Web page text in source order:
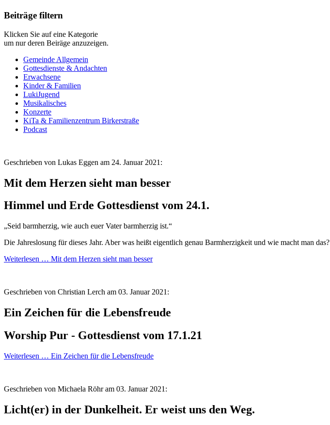
Beiträge filtern
Klicken Sie auf eine Kategorie
um nur deren Beiräge anzuzeigen.
Gemeinde Allgemein
Gottesdienste & Andachten
Erwachsene
Kinder & Familien
LukiJugend
Musikalisches
Konzerte
KiTa & Familienzentrum Birkerstraße
Podcast
Geschrieben von Lukas Eggen am 24. Januar 2021:
Mit dem Herzen sieht man besser
Himmel und Erde Gottesdienst vom 24.1.
„Seid barmherzig, wie auch euer Vater barmherzig ist.“
Die Jahreslosung für dieses Jahr. Aber was heißt eigentlich genau Barmherzigkeit und wie macht man das?
Weiterlesen … Mit dem Herzen sieht man besser
Geschrieben von Christian Lerch am 03. Januar 2021:
Ein Zeichen für die Lebensfreude
Worship Pur - Gottesdienst vom 17.1.21
Weiterlesen … Ein Zeichen für die Lebensfreude
Geschrieben von Michaela Röhr am 03. Januar 2021:
Licht(er) in der Dunkelheit. Er weist uns den Weg.